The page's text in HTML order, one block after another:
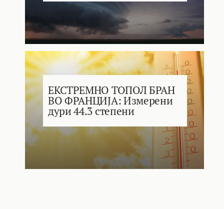
ЕКСТРЕМНО ТОПОЛ БРАН
ВО ФРАНЦИЈА: Измерени
дури 44.3 степени